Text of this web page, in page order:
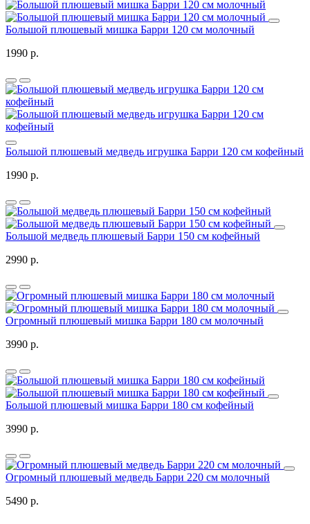
Большой плюшевый мишка Барри 120 см молочный
1990 р.
Большой плюшевый медведь игрушка Барри 120 см кофейный
1990 р.
Большой медведь плюшевый Барри 150 см кофейный
2990 р.
Огромный плюшевый мишка Барри 180 см молочный
3990 р.
Большой плюшевый мишка Барри 180 см кофейный
3990 р.
Огромный плюшевый медведь Барри 220 см молочный
5490 р.